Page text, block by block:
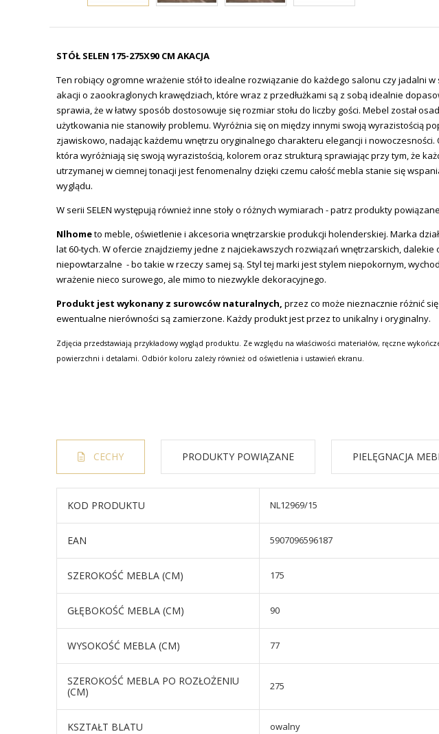
STÓŁ SELEN 175-275X90 CM AKACJA
Ten robiący ogromne wrażenie stół to idealne rozwiązanie do każdego salonu czy jadalni
akacji o zaookraglonych krawędziach, które wraz z przedłużkami są z sobą idealnie
sprawia, że w łatwy sposób dostosowuje się rozmiar stołu do liczby gości. Mebel został
użytkowania nie stanowiły problemu. Wyróżnia się on między innymi swoją wyrazistością
zjawiskowo, nadając każdemu wnętrzu oryginalnego charakteru elegancji i
która wyróżniają się swoją wyrazistością, kolorem oraz strukturą sprawiając przy tym, że
utrzymanej w ciemnej tonacji jest fenomenalny dzięki czemu całość mebla stanie się
wyglądu.
W serii SELEN występują również inne stoły o różnych wymiarach - patrz produkty powiązane
Nlhometo meble, oświetlenie i akcesoria wnętrzarskie produkcji holenderskiej. Marka
lat 60-tych. W ofercie znajdziemy jedne z najciekawszych rozwiązań wnętrzarskich,
niepowtarzalne - bo takie w rzeczy samej są. Styl tej marki jest stylem niepokornym,
wrażenie nieco surowego, ale mimo to niezwykle dekoracyjnego.
Produkt jest wykonany z surowców naturalnych, przez co może nieznacznie różnić
ewentualne nierówności są zamierzone. Każdy produkt jest przez to unikalny i oryginalny.
Zdjęcia przedstawiają przykładowy wygląd produktu. Ze względu na właściwości materiałów, ręczne
powierzchni i detalami. Odbiór koloru zależy również od oświetlenia i ustawień ekranu.
CECHY PRODUKTY POWIĄZANE PIELĘGNACJA
KOD PRODUKTU NL12969/15
EAN 5907096596187
SZEROKOŚĆ MEBLA (CM) 175
GŁĘBOKOŚĆ MEBLA (CM) 90
WYSOKOŚĆ MEBLA (CM) 77
SZEROKOŚĆ MEBLA PO ROZŁOŻENIU
(CM)
275
KSZTAŁT BLATU owalny